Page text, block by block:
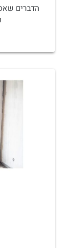
הדברים